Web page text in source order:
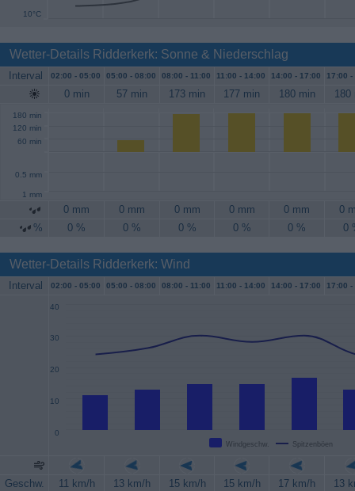
10°C
Wetter-Details Ridderkerk: Sonne & Niederschlag
Interval 02:00 - 05:00 05:00 - 08:00 08:00 - 11:00 11:00 - 14:00 14:00 - 17:00 17:00 -
0 min 57 min 173 min 177 min 180 min 180
60 min
120 min
180 min
0.5 mm
1 mm
0 mm 0 mm 0 mm 0 mm 0 mm
0
%
0 % 0 % 0 % 0 % 0 % 0
Wetter-Details Ridderkerk: Wind
Interval 02:00 - 05:00 05:00 - 08:00 08:00 - 11:00 11:00 - 14:00 14:00 - 17:00 17:00 -
Windgeschw. Spitzenböen
0
10
20
30
40
Geschw. 11 km/h 13 km/h 15 km/h 15 km/h 17 km/h
13